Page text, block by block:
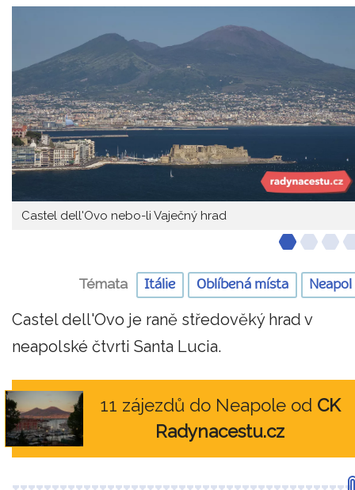
Castel dell'Ovo nebo-li Vaječný hrad
Témata Itálie Oblíbená místa Neapol
Castel dell'Ovo je raně středověký hrad v
neapolské čtvrti Santa Lucia.
11 zájezdů do Neapole od CK
Radynacestu.cz